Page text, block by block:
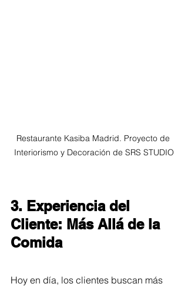
Restaurante Kasiba Madrid. Proyecto de
Interiorismo y Decoración de SRS STUDIO
3. Experiencia del
Cliente: Más Allá de la
Comida
Hoy en día, los clientes buscan más